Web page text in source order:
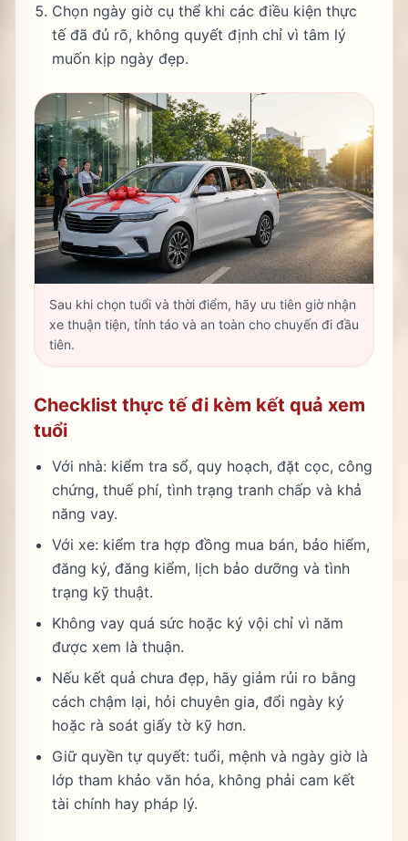
Chọn ngày giờ cụ thể khi các điều kiện thực
tế đã đủ rõ, không quyết định chỉ vì tâm lý
muốn kịp ngày đẹp.
Sau khi chọn tuổi và thời điểm, hãy ưu tiên giờ nhận
xe thuận tiện, tỉnh táo và an toàn cho chuyến đi đầu
tiên.
Checklist thực tế đi kèm kết quả xem
tuổi
Với nhà: kiểm tra sổ, quy hoạch, đặt cọc, công
chứng, thuế phí, tình trạng tranh chấp và khả
năng vay.
Với xe: kiểm tra hợp đồng mua bán, bảo hiểm,
đăng ký, đăng kiểm, lịch bảo dưỡng và tình
trạng kỹ thuật.
Không vay quá sức hoặc ký vội chỉ vì năm
được xem là thuận.
Nếu kết quả chưa đẹp, hãy giảm rủi ro bằng
cách chậm lại, hỏi chuyên gia, đổi ngày ký
hoặc rà soát giấy tờ kỹ hơn.
Giữ quyền tự quyết: tuổi, mệnh và ngày giờ là
lớp tham khảo văn hóa, không phải cam kết
tài chính hay pháp lý.